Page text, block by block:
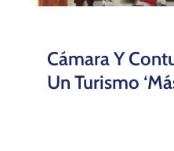
Cámara Y
Un Turismo